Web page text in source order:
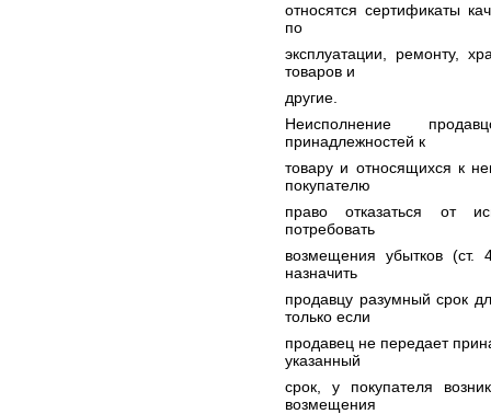
относятся сертификаты
по
эксплуатации, ремонту,
товаров и
другие.
Неисполнение
принадлежностей к
товару и относящихся к
покупателю
право отказаться от
потребовать
возмещения убытков (ст.
назначить
продавцу разумный срок
только если
продавец не передает
указанный
срок, у покупателя
возмещения